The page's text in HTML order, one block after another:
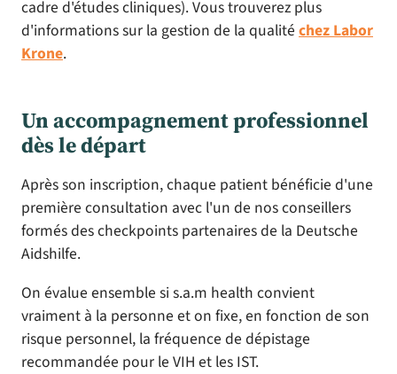
cadre d'études cliniques). Vous trouverez plus
d'informations sur la gestion de la qualité chez Labor
Krone.
Un accompagnement professionnel
dès le départ
Après son inscription, chaque patient bénéficie d'une
première consultation avec l'un de nos conseillers
formés des checkpoints partenaires de la Deutsche
Aidshilfe.
On évalue ensemble si s.a.m health convient
vraiment à la personne et on fixe, en fonction de son
risque personnel, la fréquence de dépistage
recommandée pour le VIH et les IST.